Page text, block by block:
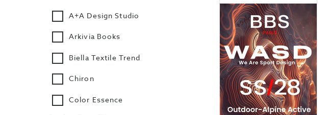
A+A Design Studio
Arkivia Books
Biella Textile Trend
Chiron
Color Essence